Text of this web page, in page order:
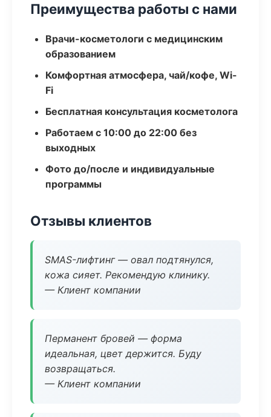
Преимущества работы с нами
Врачи-косметологи с медицинским
образованием
Комфортная атмосфера, чай/кофе, Wi-
Fi
Бесплатная консультация косметолога
Работаем с 10:00 до 22:00 без
выходных
Фото до/после и индивидуальные
программы
Отзывы клиентов
SMAS-лифтинг — овал подтянулся,
кожа сияет. Рекомендую клинику.
— Клиент компании
Перманент бровей — форма
идеальная, цвет держится. Буду
возвращаться.
— Клиент компании